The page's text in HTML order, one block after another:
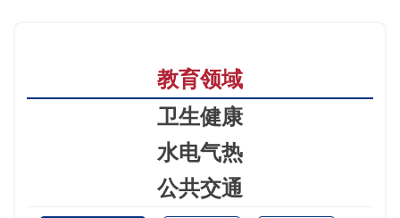
教育领域
卫生健康
水电气热
公共交通